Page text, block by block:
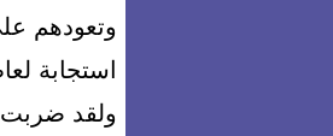
وتعودهم
استجابة
ولقد ضربت